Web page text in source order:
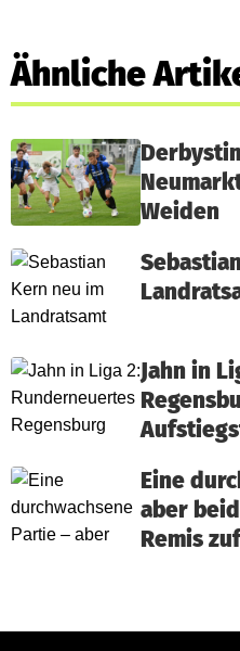
Ähnliche
Weiden
Jahn in
Eine
aber
Remis